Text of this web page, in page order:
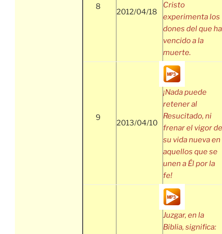
8
2012/04/18
Cristo
experimenta los
dones del que ha
vencido a la
muerte.
9
2013/04/10
¡Nada puede
retener al
Resucitado, ni
frenar el vigor de
su vida nueva en
aquellos que se
unen a Él por la
fe!
Juzgar, en la
Biblia, significa: